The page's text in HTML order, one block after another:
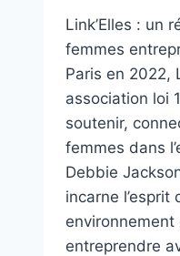
Link’Elles : un
femmes
Paris en 2022,
association loi
soutenir,
femmes dans
Debbie
incarne l’esprit
entreprendre